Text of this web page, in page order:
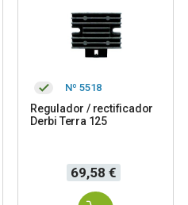
Nº 5518
Regulador / rectificador
Derbi Terra 125
Precio
69,58 €